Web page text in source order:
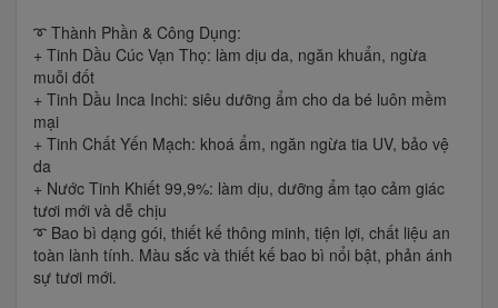
➰ Thành Phần & Công Dụng:
+ Tinh Dầu Cúc Vạn Thọ: làm dịu da, ngăn khuẩn, ngừa
muỗi đốt
+ Tinh Dầu Inca Inchi: siêu dưỡng ẩm cho da bé luôn mềm
mại
+ Tinh Chất Yến Mạch: khoá ẩm, ngăn ngừa tia UV, bảo vệ
da
+ Nước Tinh Khiết 99,9%: làm dịu, dưỡng ẩm tạo cảm giác
tươi mới và dễ chịu
➰ Bao bì dạng gói, thiết kế thông minh, tiện lợi, chất liệu an
toàn lành tính. Màu sắc và thiết kế bao bì nổi bật, phản ánh
sự tươi mới.